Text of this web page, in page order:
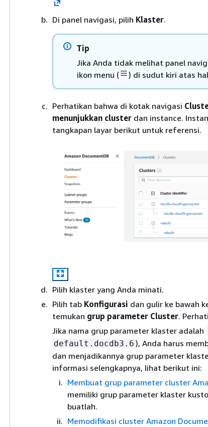
Di panel navigasi, pilih Klaster.
Tip
Jika Anda tidak melihat panel
ikon menu (
) di sudut kiri atas
Perhatikan bahwa di kotak navigasi
menunjukkan cluster dan instance.
tangkapan layar berikut untuk referensi.
Pilih klaster yang Anda minati.
Pilih tab Konfigurasi dan gulir ke bawah
temukan grup parameter Cluster.
Jika nama grup parameter klaster adalah
default.docdb3.6 ), Anda harus
dan menjadikannya grup parameter
informasi selengkapnya, lihat berikut ini:
Membuat grup parameter cluster
memiliki grup parameter klaster
buatlah.
Memodifikasi cluster Amazon